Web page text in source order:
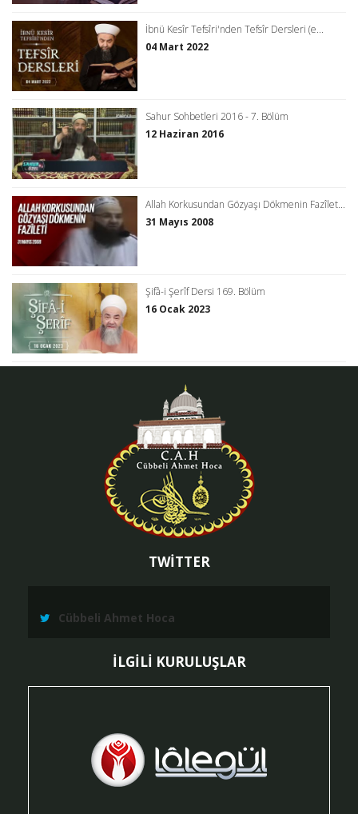
İbnü Kesîr Tefsîri'nden Tefsîr Dersleri (e...
04 Mart 2022
Sahur Sohbetleri 2016 - 7. Bölüm
12 Haziran 2016
Allah Korkusundan Gözyaşı Dökmenin Fazîlet...
31 Mayıs 2008
Şifâ-i Şerîf Dersi 169. Bölüm
16 Ocak 2023
TWİTTER
Cübbeli Ahmet Hoca
İLGİLİ KURULUŞLAR